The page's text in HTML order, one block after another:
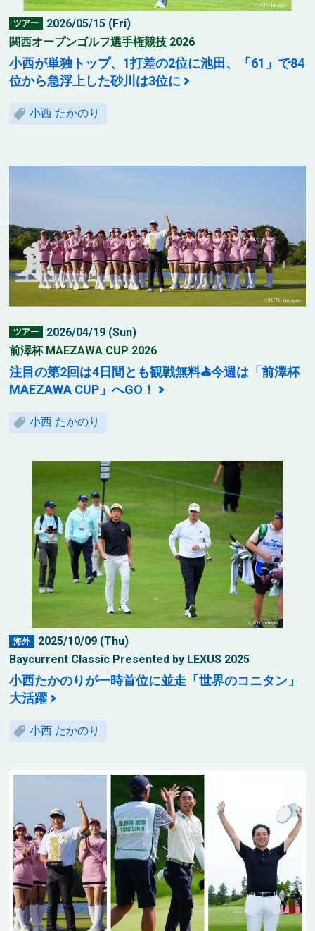
ツアー
2026/05/15 (Fri)
関西オープンゴルフ選手権競技 2026
小西が単独トップ、1打差の2位に池田、「61」で84
位から急浮上した砂川は3位に
小西 たかのり
ツアー
2026/04/19 (Sun)
前澤杯 MAEZAWA CUP 2026
注目の第2回は4日間とも観戦無料⛳今週は「前澤杯
MAEZAWA CUP」へGO！
小西 たかのり
海外
2025/10/09 (Thu)
Baycurrent Classic Presented by LEXUS 2025
小西たかのりが一時首位に並走「世界のコニタン」
大活躍
小西 たかのり